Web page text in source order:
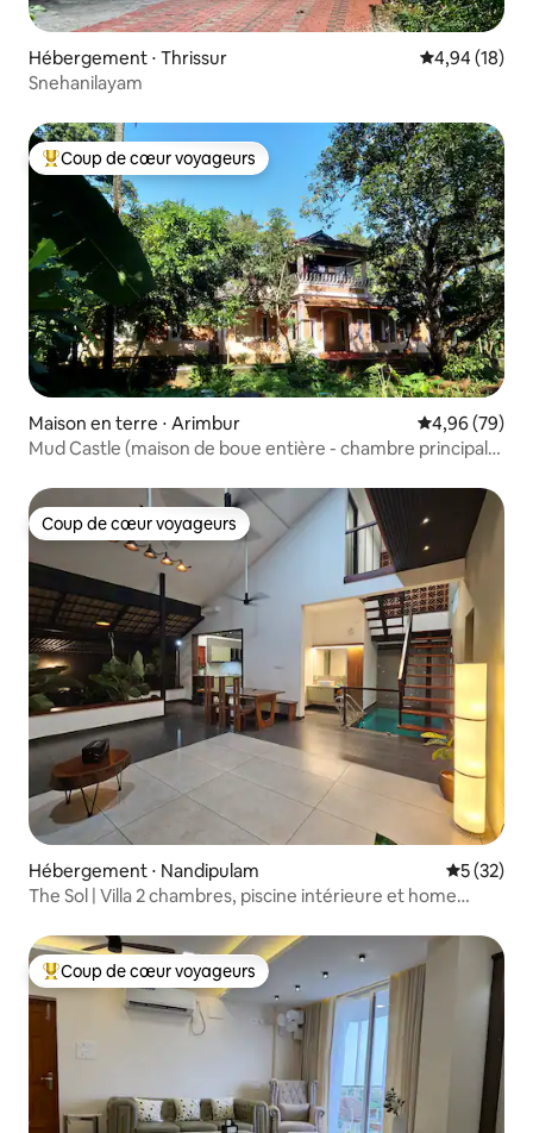
Hébergement ⋅ Thrissur Évaluation
4,94 (18)
Snehanilayam
Coups de cœur voyageurs les plus appréciés
Coup de cœur voyageurs
Maison en terre ⋅ Arimbur Évaluation
4,96 (79)
Mud Castle (maison de boue entière - chambre principale
Coup de cœur voyageurs
Coup de cœur voyageurs
Hébergement ⋅ Nandipulam
5 (32)
The Sol | Villa 2 chambres, piscine intérieure et home
Coups de cœur voyageurs les plus appréciés
Coup de cœur voyageurs